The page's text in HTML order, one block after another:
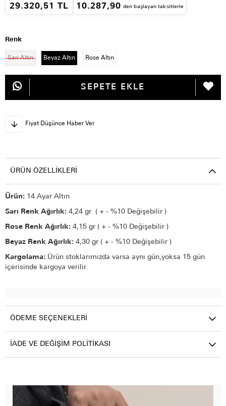
29.320,51 TL 10.287,90 den başlayan taksitlerle
Renk
Sarı Altın Beyaz Altın Rose Altın
Fiyat Düşünce Haber Ver
ÜRÜN ÖZELLIKLERI
Ürün: 14 Ayar Altın
Sarı Renk Ağırlık: 4,24 gr ( + - %10 Değişebilir )
Rose Renk Ağırlık: 4,15 gr ( + - %10 Değişebilir )
Beyaz Renk Ağırlık: 4,30 gr ( + - %10 Değişebilir )
Kargolama: Ürün stoklarımızda varsa aynı gün,yoksa 15 gün
içerisinde kargoya verilir.
ÖDEME SEÇENEKLERI
İADE VE DEĞIŞIM POLITIKASI